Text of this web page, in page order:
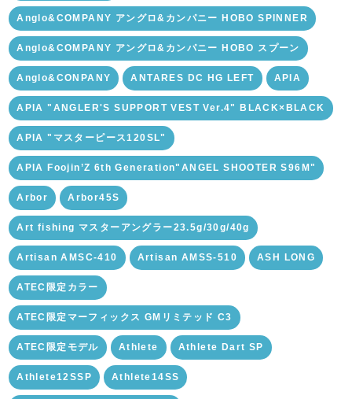
Anglo&COMPANY アングロ&カンパニー HOBO SPINNER
Anglo&COMPANY アングロ&カンパニー HOBO スプーン
Anglo&CONPANY ANTARES DC HG LEFT APIA
APIA "ANGLER'S SUPPORT VEST Ver.4" BLACK×BLACK
APIA "マスターピース120SL"
APIA Foojin’Z 6th Generation"ANGEL SHOOTER S96M"
Arbor Arbor45S
Art fishing マスターアングラー23.5g/30g/40g
Artisan AMSC-410 Artisan AMSS-510 ASH LONG
ATEC限定カラー
ATEC限定マーフィックス GMリミテッド C3
ATEC限定モデル Athlete Athlete Dart SP
Athlete12SSP Athlete14SS